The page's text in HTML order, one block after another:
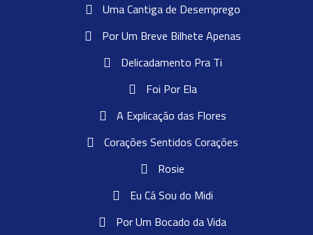
Uma Cantiga de Desemprego
Por Um Breve Bilhete Apenas
Delicadamento Pra Ti
Foi Por Ela
A Explicação das Flores
Corações Sentidos Corações
Rosie
Eu Cá Sou do Midi
Por Um Bocado da Vida